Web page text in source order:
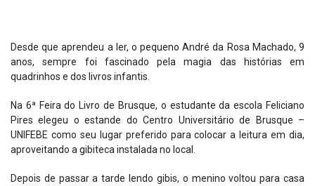
Desde que aprendeu a ler, o pequeno André da Rosa Machado, 9
anos, sempre foi fascinado pela magia das histórias em
quadrinhos e dos livros infantis.
Na 6ª Feira do Livro de Brusque, o estudante da escola Feliciano
Pires elegeu o estande do Centro Universitário de Brusque –
UNIFEBE como seu lugar preferido para colocar a leitura em dia,
aproveitando a gibiteca instalada no local.
Depois de passar a tarde lendo gibis, o menino voltou para casa